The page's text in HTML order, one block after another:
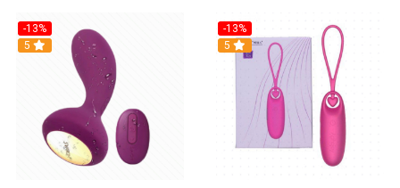
-13%
Hot
5
-13%
Hot
5